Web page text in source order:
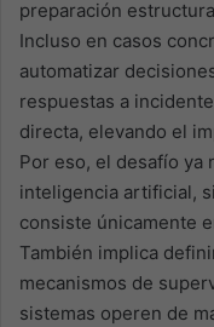
preparación
Incluso en casos
automatizar
respuestas a
directa, elevando el
Por eso, el desafío ya
inteligencia artificial,
consiste únicamente
También implica
mecanismos de
sistemas operen de